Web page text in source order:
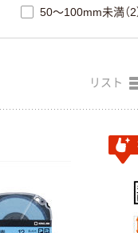
50～100mm未満（2
リスト